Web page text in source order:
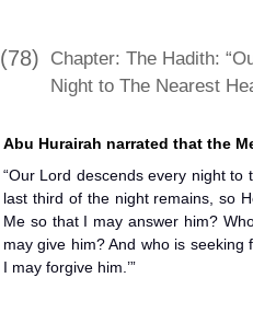
(78) Chapter: The Hadith:
Night to The Nearest
Abu Hurairah narrated that the
“Our Lord descends every night to
last third of the night remains, so
Me so that I may answer him?
may give him? And who is
I may forgive him.’”